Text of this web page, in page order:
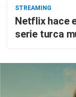
STREAMING
Netflix hace
serie turca